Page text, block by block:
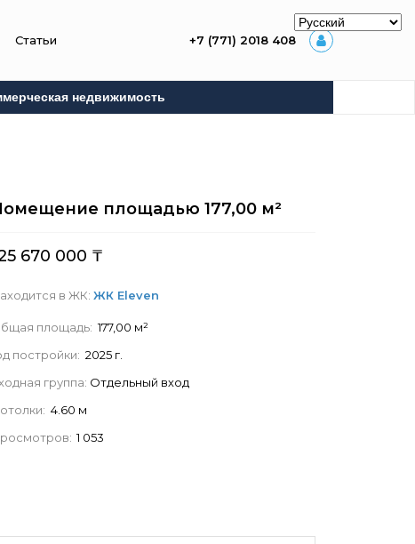
Статьи +7 (771) 2018 408
недвижимость
площадью 177,00 м²
670 000 ₸
в ЖК: ЖК Eleven
площадь:177,00 м²
постройки: 2025 г.
группа: Отдельный вход
4.60 м
1 053